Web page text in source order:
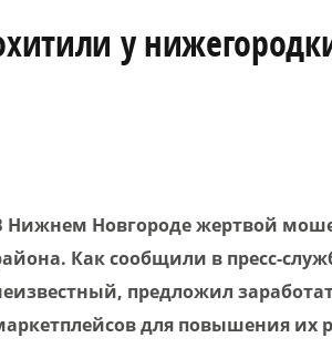
у
Нижнем Новгороде жертвой
Как сообщили в пресс-
предложил
для повышения их